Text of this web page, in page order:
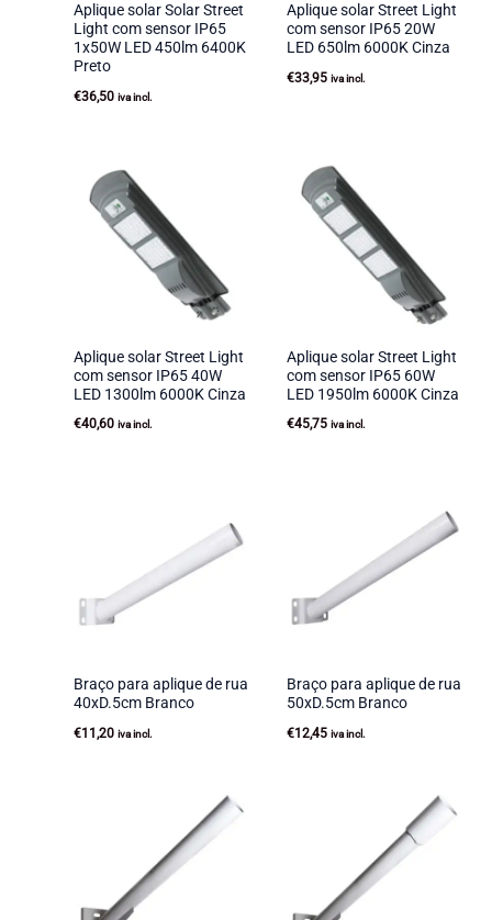
Aplique solar Solar Street
Light com sensor IP65
1x50W LED 450lm 6400K
Preto
€36,50 iva incl.
Aplique solar Street Light
com sensor IP65 20W
LED 650lm 6000K Cinza
€33,95 iva incl.
Aplique solar Street Light
com sensor IP65 40W
LED 1300lm 6000K Cinza
€40,60 iva incl.
Aplique solar Street Light
com sensor IP65 60W
LED 1950lm 6000K Cinza
€45,75 iva incl.
Braço para aplique de rua
40xD.5cm Branco
€11,20 iva incl.
Braço para aplique de rua
50xD.5cm Branco
€12,45 iva incl.